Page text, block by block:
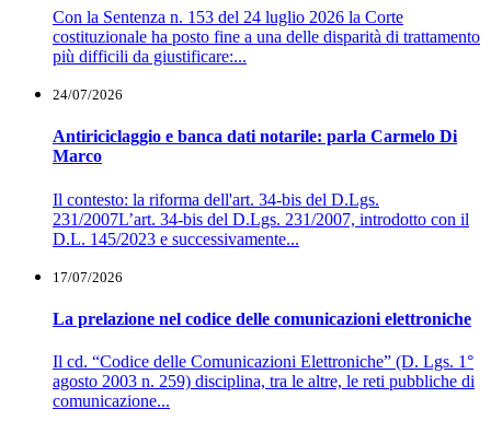
Con la Sentenza n. 153 del 24 luglio 2026 la Corte
costituzionale ha posto fine a una delle disparità di trattamento
più difficili da giustificare:...
24/07/2026
Antiriciclaggio e banca dati notarile: parla Carmelo Di
Marco
Il contesto: la riforma dell'art. 34-bis del D.Lgs.
231/2007L’art. 34-bis del D.Lgs. 231/2007, introdotto con il
D.L. 145/2023 e successivamente...
17/07/2026
La prelazione nel codice delle comunicazioni elettroniche
Il cd. “Codice delle Comunicazioni Elettroniche” (D. Lgs. 1°
agosto 2003 n. 259) disciplina, tra le altre, le reti pubbliche di
comunicazione...